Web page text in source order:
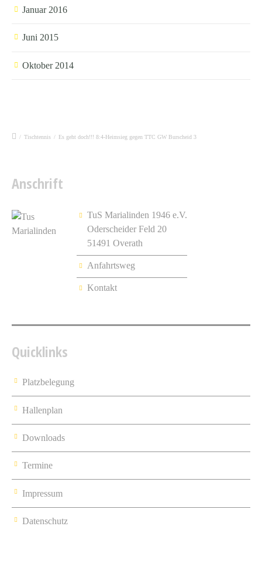
Januar 2016
Juni 2015
Oktober 2014
/ Tischtennis / Es geht doch!!! 8:4-Heimsieg gegen TTC GW Burscheid 3
Anschrift
TuS Marialinden 1946 e.V.
Oderscheider Feld 20
51491 Overath
Anfahrtsweg
Kontakt
Quicklinks
Platzbelegung
Hallenplan
Downloads
Termine
Impressum
Datenschutz